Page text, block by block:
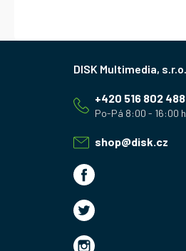
shop@disk.cz
+420 516 802 488